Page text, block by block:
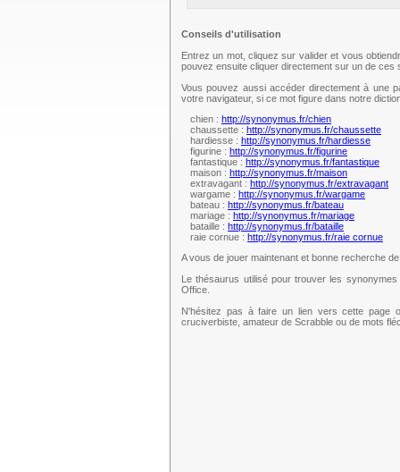
Conseils d'utilisation
Entrez un mot, cliquez sur valider et vous
pouvez ensuite cliquer directement sur un de
Vous pouvez aussi accéder directement à une
votre navigateur, si ce mot figure dans notre
chien : http://synonymus.fr/chien
chaussette : http://synonymus.fr/chaussette
hardiesse : http://synonymus.fr/hardiesse
figurine : http://synonymus.fr/figurine
fantastique : http://synonymus.fr/fantastique
maison : http://synonymus.fr/maison
extravagant : http://synonymus.fr/extravagant
wargame : http://synonymus.fr/wargame
bateau : http://synonymus.fr/bateau
mariage : http://synonymus.fr/mariage
bataille : http://synonymus.fr/bataille
raie cornue : http://synonymus.fr/raie cornue
A vous de jouer maintenant et bonne recherche
Le thésaurus utilisé pour trouver les
Office.
N'hésitez pas à faire un lien vers cette
cruciverbiste, amateur de Scrabble ou de mots